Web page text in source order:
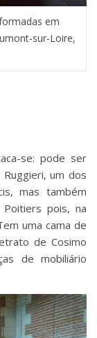
em
sur-Loire,
se: pode ser
um dos
mas também
pois, na
uma cama de
de Cosimo
de mobiliário